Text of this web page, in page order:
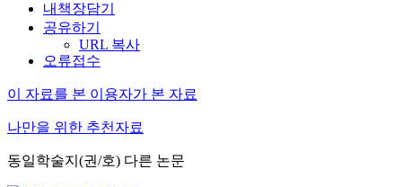
내책장담기
공유하기
URL 복사
오류접수
이 자료를 본 이용자가 본 자료
나만을 위한 추천자료
동일학술지(권/호) 다른 논문